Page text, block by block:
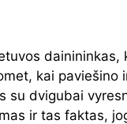
dainininkas,
kai paviešino
su dvigubai
ir tas faktas,